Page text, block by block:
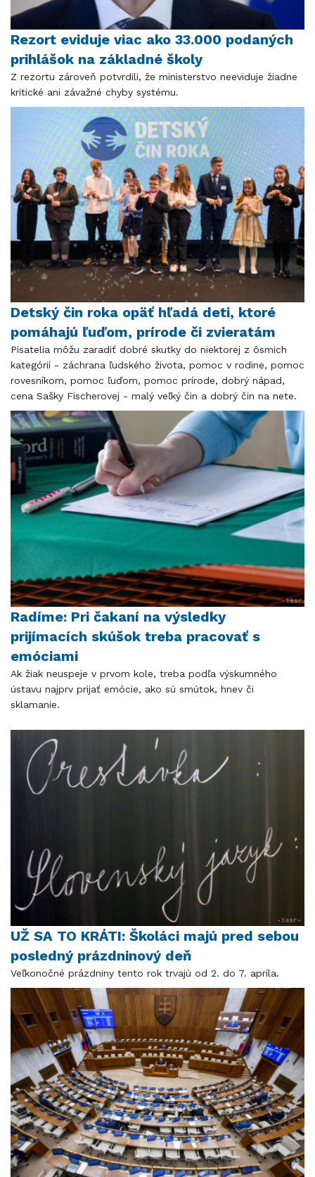
Rezort eviduje viac ako 33.000 podaných
prihlášok na základné školy
Z rezortu zároveň potvrdili, že ministerstvo neeviduje žiadne
kritické ani závažné chyby systému.
Detský čin roka opäť hľadá deti, ktoré
pomáhajú ľuďom, prírode či zvieratám
Pisatelia môžu zaradiť dobré skutky do niektorej z ôsmich
kategórií - záchrana ľudského života, pomoc v rodine, pomoc
rovesníkom, pomoc ľuďom, pomoc prírode, dobrý nápad,
cena Sašky Fischerovej - malý veľký čin a dobrý čin na nete.
Radíme: Pri čakaní na výsledky
prijímacích skúšok treba pracovať s
emóciami
Ak žiak neuspeje v prvom kole, treba podľa výskumného
ústavu najprv prijať emócie, ako sú smútok, hnev či
sklamanie.
UŽ SA TO KRÁTI: Školáci majú pred sebou
posledný prázdninový deň
Veľkonočné prázdniny tento rok trvajú od 2. do 7. apríla.